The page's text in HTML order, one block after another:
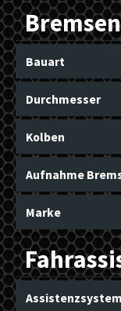
Bauart
Durchmesser
Kolben
Aufnahme
Marke